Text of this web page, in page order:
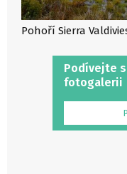
Podívejte
fotogalerii
Pohoří Sierra